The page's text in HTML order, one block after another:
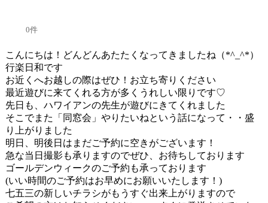
0件
こんにちは！どんどんあたたくなってきましたね（*^_^*）
行楽日和です
お近くへお越しの際はぜひ！お立ち寄りください
最近遊びに来てくれる方が多くうれしい限りです♡
先日も、ハワイアンの先生が遊びにきてくれました
そこでまた「同窓会」やりたいねという話になって・・盛
り上がりました
明日、明後日はまだご予約に空きがございます！
急な当日撮影も承りますのでぜひ、お待ちしております
ゴールデンウィークのご予約も承っております
(いい時間のご予約はお早めにお願いいたします！)
七五三の新しいチラシがもうすぐ出来上がりますので